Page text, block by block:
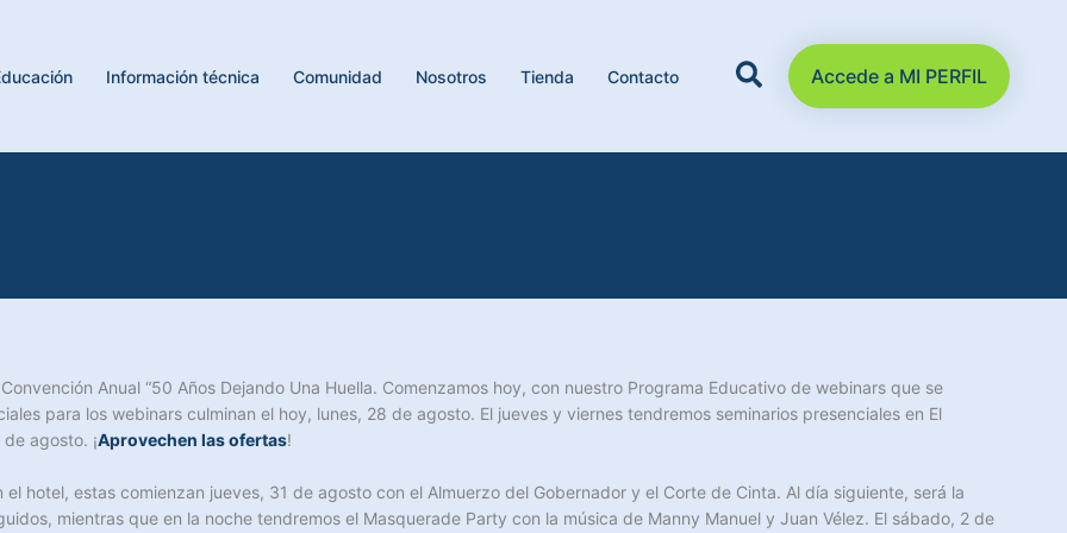
Información técnica Comunidad Nosotros Tienda Contacto Accede a MI PERFIL
Anual “50 Años Dejando Una Huella. Comenzamos hoy, con nuestro Programa Educativo de webinars que se
para los webinars culminan el hoy, lunes, 28 de agosto. El jueves y viernes tendremos seminarios presenciales en El
agosto. ¡Aprovechen las ofertas!
hotel, estas comienzan jueves, 31 de agosto con el Almuerzo del Gobernador y el Corte de Cinta. Al día siguiente, será la
mientras que en la noche tendremos el Masquerade Party con la música de Manny Manuel y Juan Vélez. El sábado, 2 de